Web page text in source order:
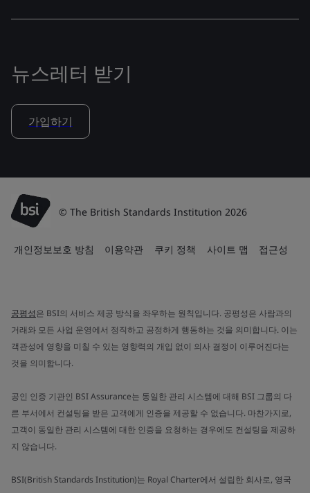
뉴스레터 받기
가입하기
© The British Standards Institution 2026
개인정보보호 방침 이용약관 쿠키 정책 사이트 맵 접근성
공평성은 BSI의 서비스 제공 방식을 좌우하는 원칙입니다. 공평성은 사람과의
거래와 모든 사업 운영에서 정직하고 공정하게 행동하는 것을 의미합니다. 이는
객관성에 영향을 미칠 수 있는 영향력의 개입 없이 의사 결정이 이루어진다는
것을 의미합니다.
공인 인증 기관인 BSI Assurance는 동일한 관리 시스템에 대해 BSI 그룹의 다
른 부서에서 컨설팅을 받은 고객에게 인증을 제공할 수 없습니다. 마찬가지로,
고객이 동일한 관리 시스템에 대한 인증을 요청하는 경우에도 컨설팅을 제공하
지 않습니다.
BSI(British Standards Institution)는 Royal Charter에서 설립한 회사로, 영국